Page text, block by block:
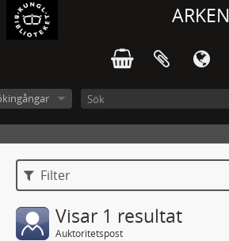
ARKEN
Filter
Visar 1 resultat
Auktoritetspost